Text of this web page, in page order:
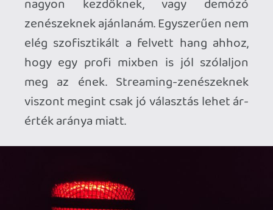
Ahhoz, hogy te is hozzászólj, be kell
jelentkezned!
Tommy_Angelo 2021.05.07 22:26:39
Hopp, az kimaradt, de útólag is köszi! 🙂
mcmacko
2021.05.04 11:34:21
mcmacko 2021.05.04 11:34:21 #1vz32
Tommy_Angelo 2021.05.03 19:29:56